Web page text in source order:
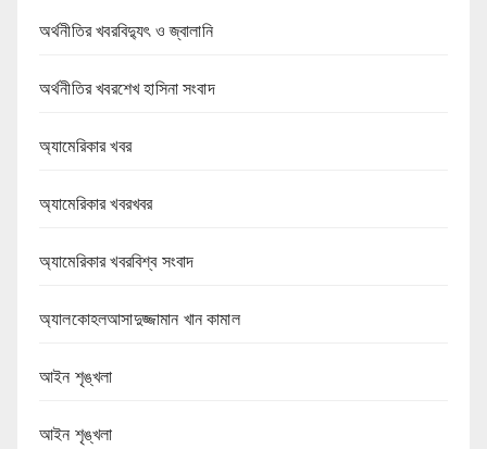
অর্থনীতির খবরবিদ্যুৎ ও জ্বালানি
অর্থনীতির খবরশেখ হাসিনা সংবাদ
অ্যামেরিকার খবর
অ্যামেরিকার খবরখবর
অ্যামেরিকার খবরবিশ্ব সংবাদ
অ্যালকোহলআসাদুজ্জামান খান কামাল
আইন শৃঙ্খলা
আইন শৃঙ্খলা